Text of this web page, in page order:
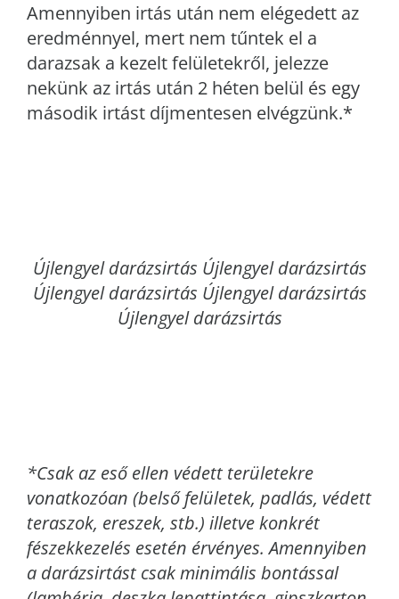
Amennyiben irtás után nem elégedett az
eredménnyel, mert nem tűntek el a
darazsak a kezelt felületekről, jelezze
nekünk az irtás után 2 héten belül és egy
második irtást díjmentesen elvégzünk.*
Újlengyeldarázsirtás Újlengyel darázsirtás
Újlengyel darázsirtás Újlengyel darázsirtás
Újlengyel darázsirtás
*Csak az eső ellen védett területekre
vonatkozóan (belső felületek, padlás, védett
teraszok, ereszek, stb.) illetve konkrét
fészekkezelés esetén érvényes. Amennyiben
a darázsirtást csak minimális bontással